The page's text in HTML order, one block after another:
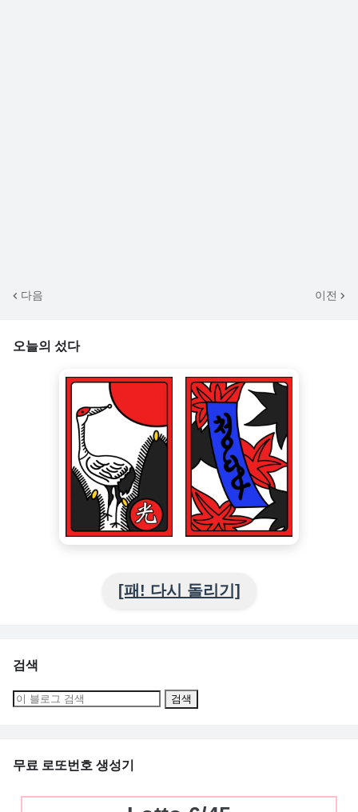
다음 이전
오늘의 섰다
[패! 다시 돌리기]
검색
무료 로또번호 생성기